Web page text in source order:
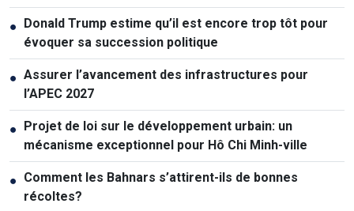
● Donald Trump estime qu’il est encore trop tôt pour
évoquer sa succession politique
● Assurer l’avancement des infrastructures pour
l’APEC 2027
● Projet de loi sur le développement urbain: un
mécanisme exceptionnel pour Hô Chi Minh-ville
● Comment les Bahnars s’attirent-ils de bonnes
récoltes?